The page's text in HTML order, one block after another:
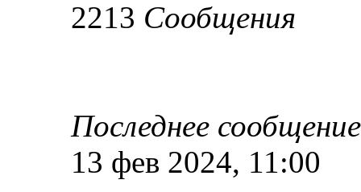
2213 Сообщения
Последнее сообщение
13 фев 2024, 11:00